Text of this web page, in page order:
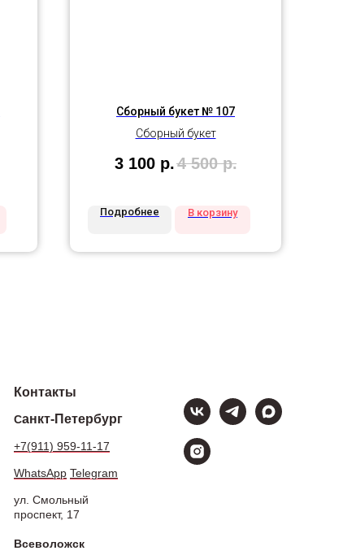
Сборный букет № 107
Сборный букет
3 100 р.4 500 р.
Подробнее В корзину
Контакты
Санкт-Петербург
+7(911) 959-11-17
WhatsApp Telegram
ул. Смольный
проспект, 17
Всеволожск